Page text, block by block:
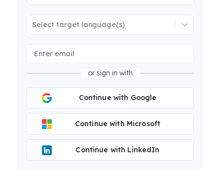
Select target language(s)
or sign in with
Continue with Google
Continue with Microsoft
Continue with LinkedIn